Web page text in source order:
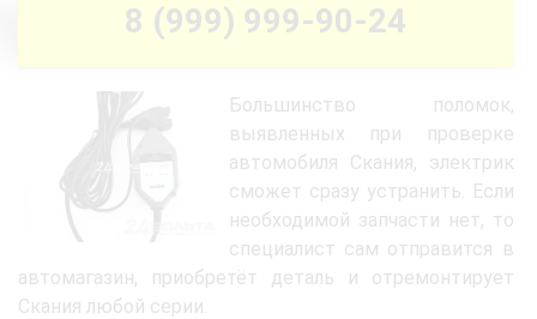
8 (999) 999-90-24
Большинство поломок,
выявленных при проверке
автомобиля Скания, электрик
сможет сразу устранить. Если
необходимой запчасти нет, то
специалист сам отправится в
автомагазин, приобретёт деталь и отремонтирует
Скания любой серии.